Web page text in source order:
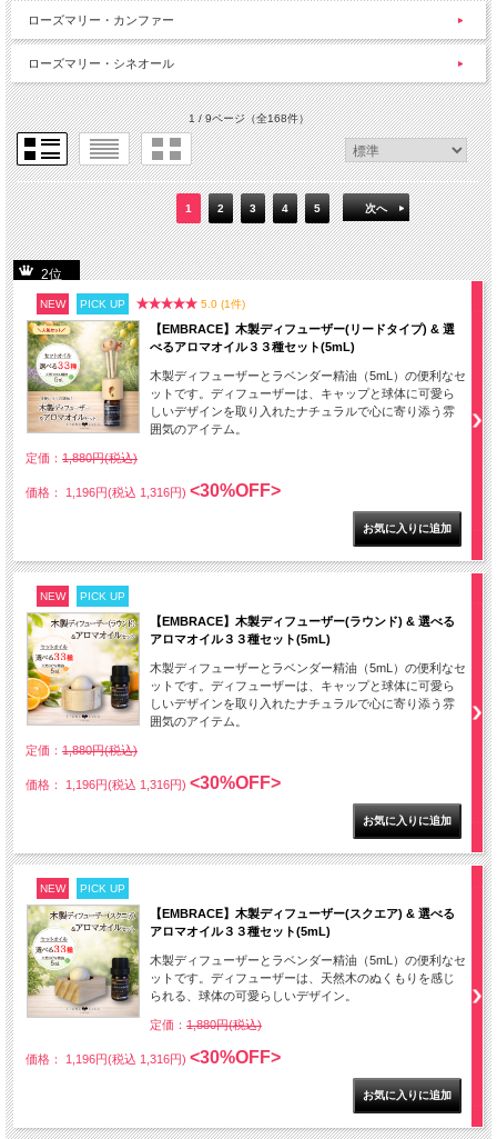
ローズマリー・カンファー
ローズマリー・シネオール
1 / 9ページ（全168件）
1 2 3 4 5 次へ
2位
NEW PICK UP 5.0 (1件)
【EMBRACE】木製ディフューザー(リードタイプ) & 選
べるアロマオイル３３種セット(5mL)
木製ディフューザーとラベンダー精油（5mL）の便利なセ
ットです。ディフューザーは、キャップと球体に可愛ら
しいデザインを取り入れたナチュラルで心に寄り添う雰
囲気のアイテム。
定価： 1,880円(税込)
価格： 1,196円(税込 1,316円) <30%OFF>
NEW PICK UP
【EMBRACE】木製ディフューザー(ラウンド) & 選べる
アロマオイル３３種セット(5mL)
木製ディフューザーとラベンダー精油（5mL）の便利なセ
ットです。ディフューザーは、キャップと球体に可愛ら
しいデザインを取り入れたナチュラルで心に寄り添う雰
囲気のアイテム。
定価： 1,880円(税込)
価格： 1,196円(税込 1,316円) <30%OFF>
NEW PICK UP
【EMBRACE】木製ディフューザー(スクエア) & 選べる
アロマオイル３３種セット(5mL)
木製ディフューザーとラベンダー精油（5mL）の便利なセ
ットです。ディフューザーは、天然木のぬくもりを感じ
られる、球体の可愛らしいデザイン。
定価： 1,880円(税込)
価格： 1,196円(税込 1,316円) <30%OFF>